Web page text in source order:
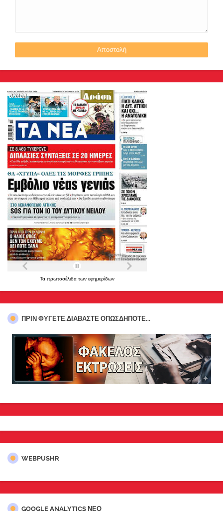
Τα πρωτοσέλιδα των εφημερίδων
ΠΡΊΝ ΦΎΓΕΤΕ,ΔΙΑΒΆΣΤΕ ΟΠΩΣΔΉΠΟΤΕ...
WEBPUSHR
GOOGLE ANALYTICS ΝΕΟ